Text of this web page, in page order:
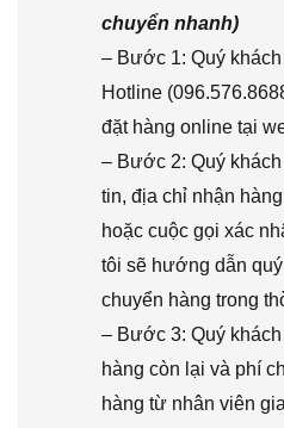
chuyển nhanh)
– Bước 1: Quý
Hotline
đặt hàng online tại
– Bước 2: Quý
tin, địa chỉ nhận
hoặc cuộc gọi xác
tôi sẽ hướng dẫn
chuyển hàng trong
– Bước 3: Quý
hàng còn lại và phí
hàng từ nhân viên